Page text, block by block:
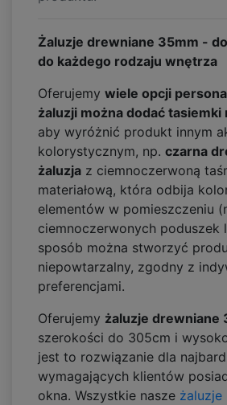
Żaluzje drewniane 35mm -
do każdego rodzaju wnętrza
Oferujemy wiele opcji
żaluzji można dodać tasiemki
aby wyróżnić produkt innym
kolorystycznym, np. czarna
żaluzja z ciemnoczerwoną
materiałową, która odbija
elementów w pomieszczeniu
ciemnoczerwonych poduszek
sposób można stworzyć
niepowtarzalny, zgodny z
preferencjami.
Oferujemy żaluzje drewniane
szerokości do 305cm i
jest to rozwiązanie dla
wymagających klientów
okna. Wszystkie nasze żaluzje